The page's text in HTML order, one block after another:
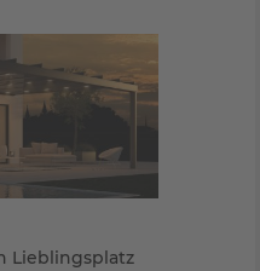
Lieblingsplatz